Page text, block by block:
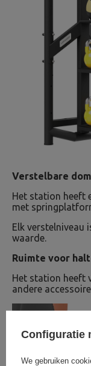
Verstelbare
Het station heeft
met
Elk verstelniveau
waarde.
Ruimte voor
Het station heeft
andere
Configuratie
We gebruiken